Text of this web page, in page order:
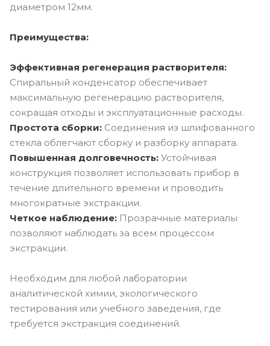
диаметром 12мм.
Преимущества:
Эффективная регенерация растворителя:
Спиральный конденсатор обеспечивает
максимальную регенерацию растворителя,
сокращая отходы и эксплуатационные расходы.
Простота сборки: Соединения из шлифованного
стекла облегчают сборку и разборку аппарата.
Повышенная долговечность: Устойчивая
конструкция позволяет использовать прибор в
течение длительного времени и проводить
многократные экстракции.
Четкое наблюдение: Прозрачные материалы
позволяют наблюдать за всем процессом
экстракции.
Необходим для любой лаборатории
аналитической химии, экологического
тестирования или учебного заведения, где
требуется экстракция соединений.